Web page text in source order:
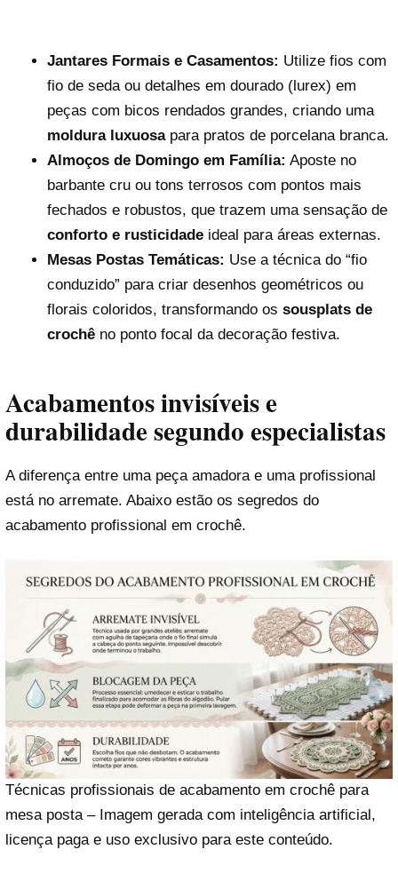
Jantares Formais e Casamentos: Utilize fios com
fio de seda ou detalhes em dourado (lurex) em
peças com bicos rendados grandes, criando uma
moldura luxuosapara pratos de porcelana branca.
Almoços de Domingo em Família: Aposte no
barbante cru ou tons terrosos com pontos mais
fechados e robustos, que trazem uma sensação de
conforto e rusticidadeideal para áreas externas.
Mesas Postas Temáticas: Use a técnica do “fio
conduzido” para criar desenhos geométricos ou
florais coloridos, transformando os sousplats de
crochêno ponto focal da decoração festiva.
Acabamentos invisíveis e
durabilidade segundo especialistas
A diferença entre uma peça amadora e uma profissional
está no arremate. Abaixo estão os segredos do
acabamento profissional em crochê.
Técnicas profissionais de acabamento em crochê para
mesa posta – Imagem gerada com inteligência artificial,
licença paga e uso exclusivo para este conteúdo.